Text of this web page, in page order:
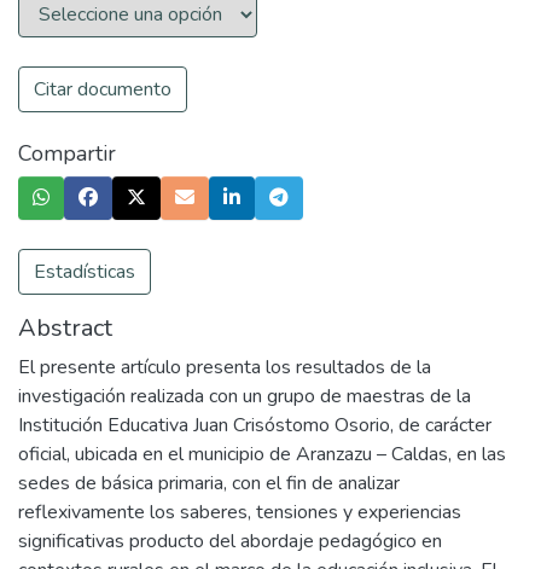
Citar documento
Compartir
Estadísticas
Abstract
El presente artículo presenta los resultados de la
investigación realizada con un grupo de maestras de la
Institución Educativa Juan Crisóstomo Osorio, de carácter
oficial, ubicada en el municipio de Aranzazu – Caldas, en las
sedes de básica primaria, con el fin de analizar
reflexivamente los saberes, tensiones y experiencias
significativas producto del abordaje pedagógico en